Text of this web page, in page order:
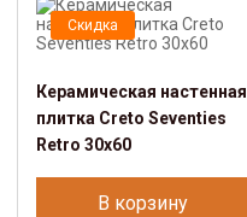
Скидка
Керамическая настенная
плитка Creto Seventies
Retro 30х60
В корзину